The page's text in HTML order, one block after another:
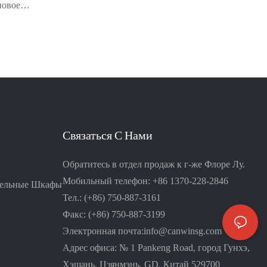
к
от
обеспечить
а также
Шкафы
Связаться С Нами
Обратитесь в отдел продаж к г-же Флоре Лу.
Мобильный телефон: +86 1370-228-2846
Тел.: (+86) 750-887-3161
Факс: (+86) 750-887-3199
Электронная почта:info@canwinsg.com
Адрес офиса: № 1 Pankeng Road, город Гунхэ,
Хэшань, Цзянмэнь, GD, Китай 529700